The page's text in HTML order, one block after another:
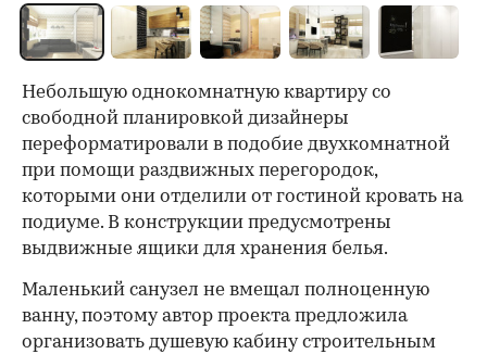
Небольшую однокомнатную квартиру со
свободной планировкой дизайнеры
переформатировали в подобие двухкомнатной
при помощи раздвижных перегородок,
которыми они отделили от гостиной кровать на
подиуме. В конструкции предусмотрены
выдвижные ящики для хранения белья.
Маленький санузел не вмещал полноценную
ванну, поэтому автор проекта предложила
организовать душевую кабину строительным